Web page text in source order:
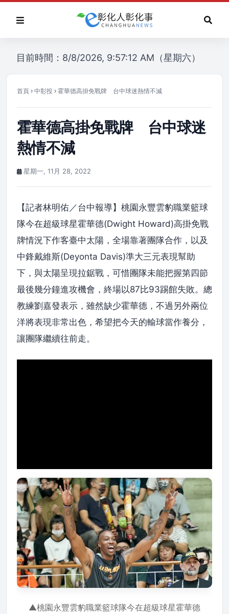
目前時間：8/8/2026, 9:57:12 AM（星期六）
首頁 中彰投 霍華德高掛免戰牌 台中球迷熱情不減
霍華德高掛免戰牌 台中球迷
熱情不減
星期一, 11月 28, 2022
【記者林明佑／台中報導】桃園永豐雲豹職業籃球
隊今在超級球星霍華德(Dwight Howard)高掛免戰
牌情況下作客臺中太陽，全場靠著團隊合作，以及
中鋒戴維斯(Deyonta Davis)準大三元表現幫助
下，與太陽呈現拉鋸戰，可惜團隊未能把握第四節
最後幾分鐘進攻機會，終場以87比93踢館失敗。總
教練劉嘉發表示，雖然缺少霍華德，不過另外兩位
洋將表現非常出色，希望把今天的輸球當作養分，
讓團隊繼續往前走。
▲桃園永豐雲豹職業籃球隊今在超級球星霍華德